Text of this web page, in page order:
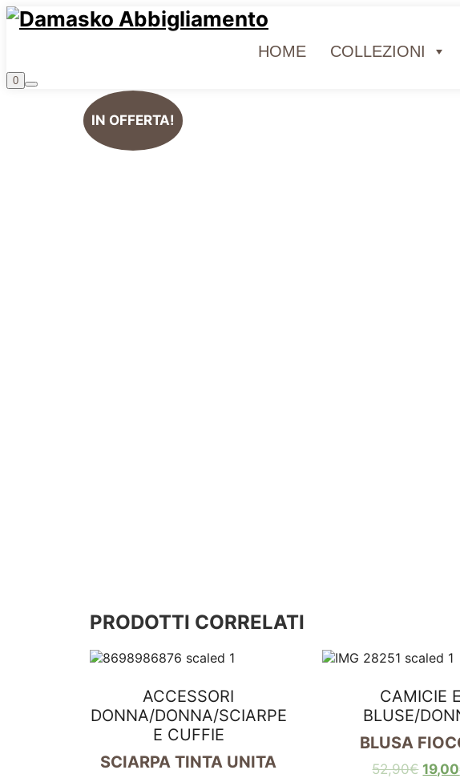
HOME COLLEZIONI
0
IN OFFERTA!
PRODOTTI CORRELATI
ACCESSORI
DONNA/DONNA/SCIARPE
E CUFFIE
SCIARPA TINTA UNITA
CAMICIE E
BLUSE/
BLUSA
52,90€ 19,00